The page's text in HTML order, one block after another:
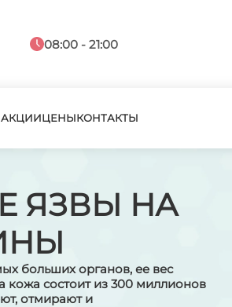
08:00 - 21:00
АКЦИИЦЕНЫКОНТАКТЫ
ЯЗВЫ НА
больших органов, ее вес
кожа состоит из 300 миллионов
отмирают и